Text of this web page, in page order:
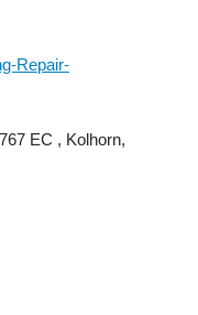
Repair-
EC , Kolhorn,